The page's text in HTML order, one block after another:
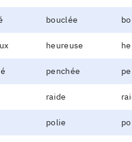
bouclée
heureuse
penchée
raide
polie